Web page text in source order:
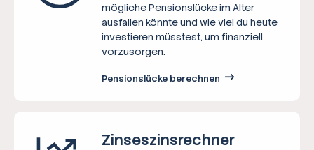
mögliche Pensionslücke im Alter
ausfallen könnte und wie viel du heute
investieren müsstest, um finanziell
vorzusorgen.
Pensionslücke berechnen
Zinseszins­rechner